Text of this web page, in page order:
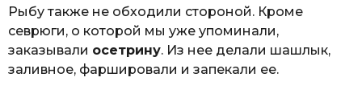
Рыбу также не обходили стороной. Кроме
севрюги, о которой мы уже упоминали,
заказывали осетрину. Из нее делали шашлык,
заливное, фаршировали и запекали ее.